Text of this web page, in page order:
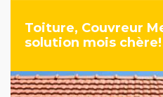
Toiture, Couvreur
solution mois chère!